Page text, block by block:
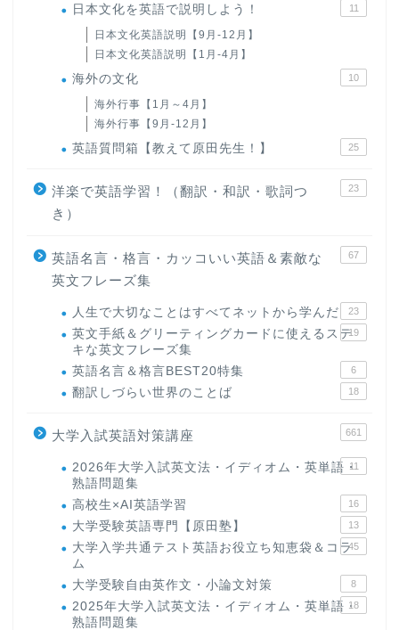
日本文化を英語で説明しよう！ 11
日本文化英語説明【9月-12月】
日本文化英語説明【1月-4月】
海外の文化 10
海外行事【1月～4月】
海外行事【9月-12月】
英語質問箱【教えて原田先生！】 25
洋楽で英語学習！（翻訳・和訳・歌詞つ
き）
23
英語名言・格言・カッコいい英語＆素敵な
英文フレーズ集
67
人生で大切なことはすべてネットから学んだ 23
英文手紙＆グリーティングカードに使えるステ
キな英文フレーズ集
19
英語名言＆格言BEST20特集 6
翻訳しづらい世界のことば 18
大学入試英語対策講座 661
2026年大学入試英文法・イディオム・英単語・
熟語問題集
11
高校生×AI英語学習 16
大学受験英語専門【原田塾】 13
大学入学共通テスト英語お役立ち知恵袋＆コラ
ム
45
大学受験自由英作文・小論文対策 8
2025年大学入試英文法・イディオム・英単語・
熟語問題集
18